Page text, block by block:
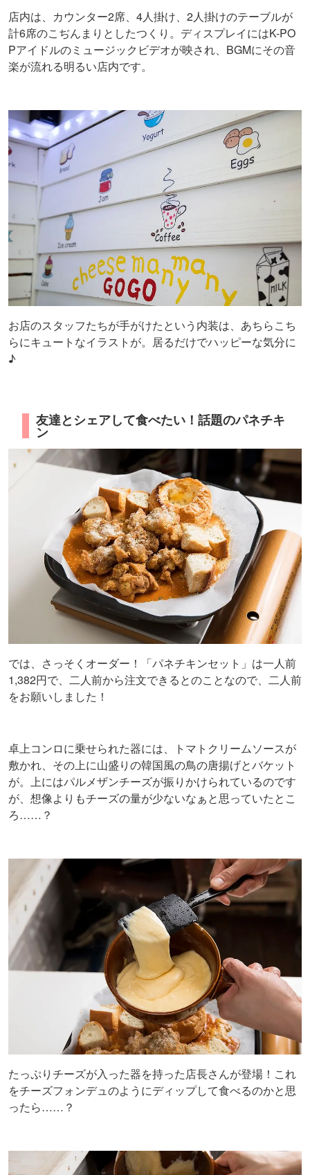
店内は、カウンター2席、4人掛け、2人掛けのテーブルが
計6席のこぢんまりとしたつくり。ディスプレイにはK-PO
Pアイドルのミュージックビデオが映され、BGMにその音
楽が流れる明るい店内です。
お店のスタッフたちが手がけたという内装は、あちらこち
らにキュートなイラストが。居るだけでハッピーな気分に
♪
友達とシェアして食べたい！話題のパネチキ
ン
では、さっそくオーダー！「パネチキンセット」は一人前
1,382円で、二人前から注文できるとのことなので、二人前
をお願いしました！
卓上コンロに乗せられた器には、トマトクリームソースが
敷かれ、その上に山盛りの韓国風の鳥の唐揚げとバケット
が。上にはパルメザンチーズが振りかけられているのです
が、想像よりもチーズの量が少ないなぁと思っていたとこ
ろ……？
たっぷりチーズが入った器を持った店長さんが登場！これ
をチーズフォンデュのようにディップして食べるのかと思
ったら……？